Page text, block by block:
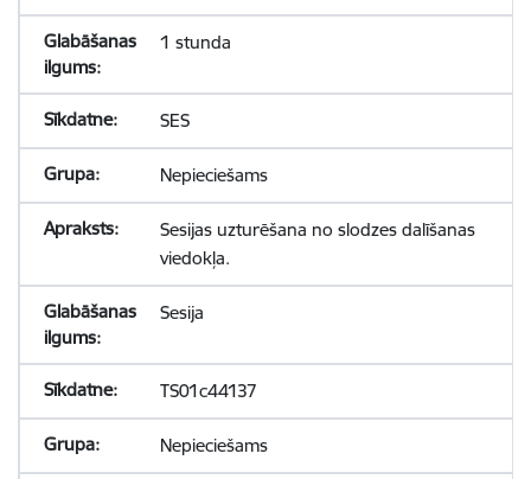
1 stunda
SES
Nepieciešams
Sesijas uzturēšana no slodzes dalīšanas
viedokļa.
Sesija
TS01c44137
Nepieciešams